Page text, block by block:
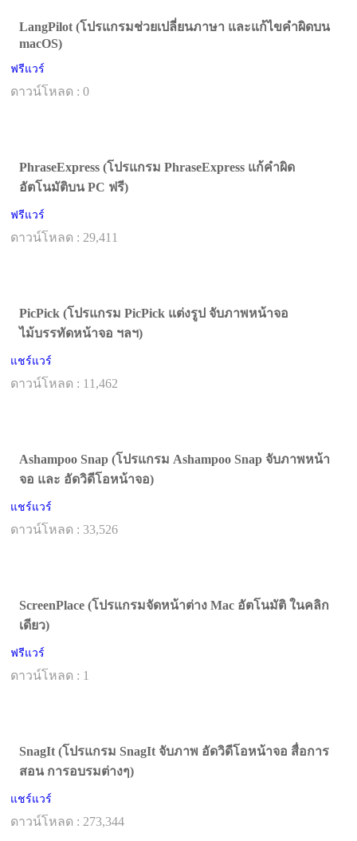
LangPilot (โปรแกรมช่วยเปลี่ยนภาษา และแก้ไขคำผิดบน
macOS)
ฟรีแวร์
ดาวน์โหลด : 0
PhraseExpress (โปรแกรม PhraseExpress แก้คำผิด
อัตโนมัติบน PC ฟรี)
ฟรีแวร์
ดาวน์โหลด : 29,411
PicPick (โปรแกรม PicPick แต่งรูป จับภาพหน้าจอ
ไม้บรรทัดหน้าจอ ฯลฯ)
แชร์แวร์
ดาวน์โหลด : 11,462
Ashampoo Snap (โปรแกรม Ashampoo Snap จับภาพหน้า
จอ และ อัดวิดีโอหน้าจอ)
แชร์แวร์
ดาวน์โหลด : 33,526
ScreenPlace (โปรแกรมจัดหน้าต่าง Mac อัตโนมัติ ในคลิก
เดียว)
ฟรีแวร์
ดาวน์โหลด : 1
SnagIt (โปรแกรม SnagIt จับภาพ อัดวิดีโอหน้าจอ สื่อการ
สอน การอบรมต่างๆ)
แชร์แวร์
ดาวน์โหลด : 273,344